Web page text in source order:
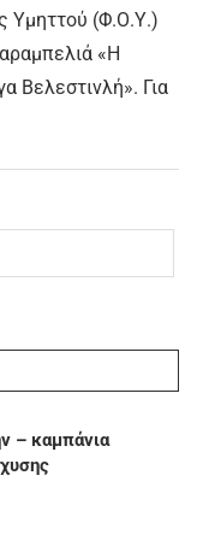
Υμηττού (Φ.Ο.Υ.)
«Η
Βελεστινλή». Για
– καμπάνια